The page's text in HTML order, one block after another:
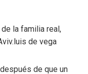
la familia real,
luis de vega
de que un